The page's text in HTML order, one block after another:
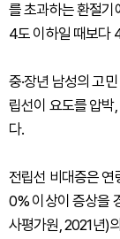
를 초과하는 환절기
4도 이하일 때보다
중·장년 남성의 고
립선이 요도를 압박
다.
전립선 비대증은 연
0% 이상이 증상을
사평가원, 2021년)